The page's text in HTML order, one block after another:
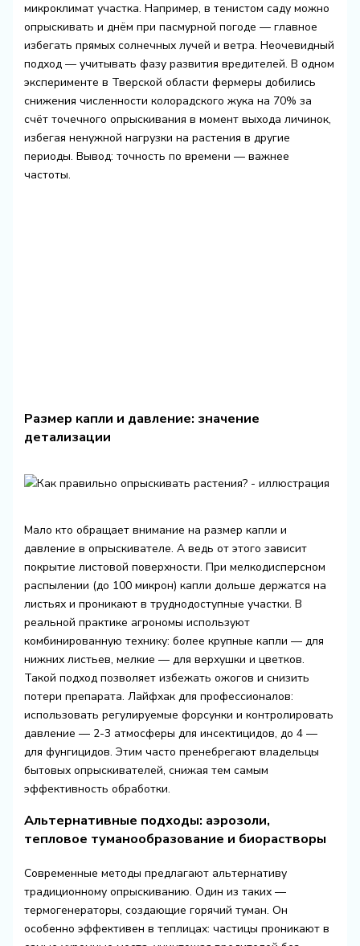
микроклимат участка. Например, в тенистом саду можно
опрыскивать и днём при пасмурной погоде — главное
избегать прямых солнечных лучей и ветра. Неочевидный
подход — учитывать фазу развития вредителей. В одном
эксперименте в Тверской области фермеры добились
снижения численности колорадского жука на 70% за
счёт точечного опрыскивания в момент выхода личинок,
избегая ненужной нагрузки на растения в другие
периоды. Вывод: точность по времени — важнее
частоты.
Размер капли и давление: значение
детализации
Мало кто обращает внимание на размер капли и
давление в опрыскивателе. А ведь от этого зависит
покрытие листовой поверхности. При мелкодисперсном
распылении (до 100 микрон) капли дольше держатся на
листьях и проникают в труднодоступные участки. В
реальной практике агрономы используют
комбинированную технику: более крупные капли — для
нижних листьев, мелкие — для верхушки и цветков.
Такой подход позволяет избежать ожогов и снизить
потери препарата. Лайфхак для профессионалов:
использовать регулируемые форсунки и контролировать
давление — 2-3 атмосферы для инсектицидов, до 4 —
для фунгицидов. Этим часто пренебрегают владельцы
бытовых опрыскивателей, снижая тем самым
эффективность обработки.
Альтернативные подходы: аэрозоли,
тепловое туманообразование и биорастворы
Современные методы предлагают альтернативу
традиционному опрыскиванию. Один из таких —
термогенераторы, создающие горячий туман. Он
особенно эффективен в теплицах: частицы проникают в